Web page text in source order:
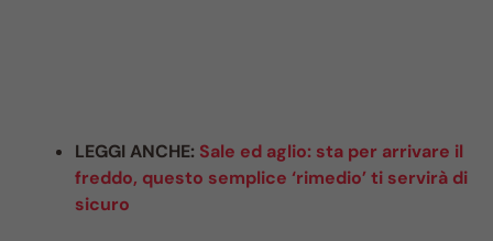
LEGGI ANCHE: Sale ed aglio: sta per arrivare il
freddo, questo semplice ‘rimedio’ ti servirà di
sicuro